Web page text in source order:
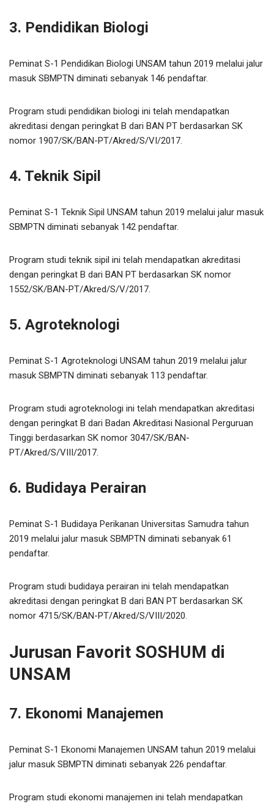
3. Pendidikan Biologi
Peminat S-1 Pendidikan Biologi UNSAM tahun 2019 melalui jalur
masuk SBMPTN diminati sebanyak 146 pendaftar.
Program studi pendidikan biologi ini telah mendapatkan
akreditasi dengan peringkat B dari BAN PT berdasarkan SK
nomor 1907/SK/BAN-PT/Akred/S/VI/2017.
4. Teknik Sipil
Peminat S-1 Teknik Sipil UNSAM tahun 2019 melalui jalur masuk
SBMPTN diminati sebanyak 142 pendaftar.
Program studi teknik sipil ini telah mendapatkan akreditasi
dengan peringkat B dari BAN PT berdasarkan SK nomor
1552/SK/BAN-PT/Akred/S/V/2017.
5. Agroteknologi
Peminat S-1 Agroteknologi UNSAM tahun 2019 melalui jalur
masuk SBMPTN diminati sebanyak 113 pendaftar.
Program studi agroteknologi ini telah mendapatkan akreditasi
dengan peringkat B dari Badan Akreditasi Nasional Perguruan
Tinggi berdasarkan SK nomor 3047/SK/BAN-
PT/Akred/S/VIII/2017.
6. Budidaya Perairan
Peminat S-1 Budidaya Perikanan Universitas Samudra tahun
2019 melalui jalur masuk SBMPTN diminati sebanyak 61
pendaftar.
Program studi budidaya perairan ini telah mendapatkan
akreditasi dengan peringkat B dari BAN PT berdasarkan SK
nomor 4715/SK/BAN-PT/Akred/S/VIII/2020.
Jurusan Favorit SOSHUM di
UNSAM
7. Ekonomi Manajemen
Peminat S-1 Ekonomi Manajemen UNSAM tahun 2019 melalui
jalur masuk SBMPTN diminati sebanyak 226 pendaftar.
Program studi ekonomi manajemen ini telah mendapatkan